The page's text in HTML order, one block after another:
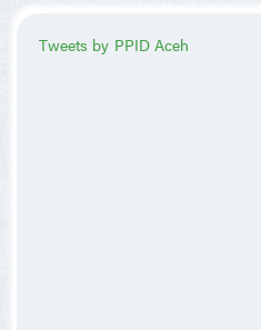
Tweets by PPID Aceh